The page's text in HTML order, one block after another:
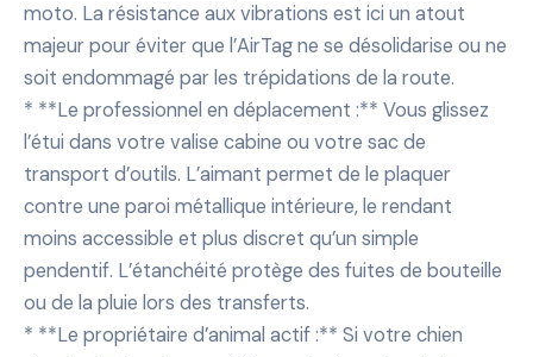
moto. La résistance aux vibrations est ici un atout
majeur pour éviter que l’AirTag ne se désolidarise ou ne
soit endommagé par les trépidations de la route.
* **Le professionnel en déplacement :** Vous glissez
l’étui dans votre valise cabine ou votre sac de
transport d’outils. L’aimant permet de le plaquer
contre une paroi métallique intérieure, le rendant
moins accessible et plus discret qu’un simple
pendentif. L’étanchéité protège des fuites de bouteille
ou de la pluie lors des transferts.
* **Le propriétaire d’animal actif :** Si votre chien